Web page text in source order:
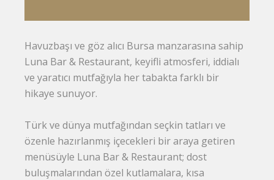
Havuzbaşı ve göz alıcı Bursa manzarasına sahip
Luna Bar & Restaurant, keyifli atmosferi, iddialı
ve yaratıcı mutfağıyla her tabakta farklı bir
hikaye sunuyor.
Türk ve dünya mutfağından seçkin tatları ve
özenle hazırlanmış içecekleri bir araya getiren
menüsüyle Luna Bar & Restaurant; dost
buluşmalarından özel kutlamalara, kısa